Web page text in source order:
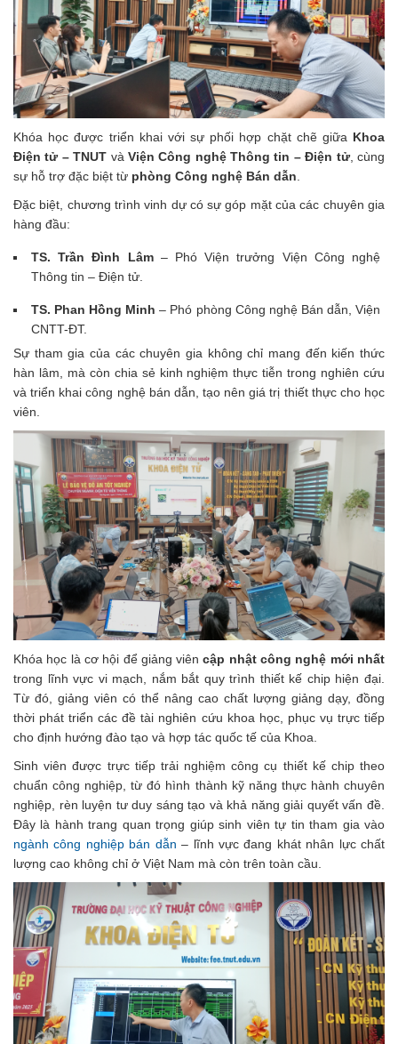
Khóa học được triển khai với sự phối hợp chặt chẽ giữa Khoa
Điện tử – TNUT và Viện Công nghệ Thông tin – Điện tử, cùng
sự hỗ trợ đặc biệt từ phòng Công nghệ Bán dẫn.
Đặc biệt, chương trình vinh dự có sự góp mặt của các chuyên gia
hàng đầu:
TS. Trần Đình Lâm– Phó Viện trưởng Viện Công nghệ
Thông tin – Điện tử.
TS. Phan Hồng Minh – Phó phòng Công nghệ Bán dẫn, Viện
CNTT-ĐT.
Sự tham gia của các chuyên gia không chỉ mang đến kiến thức
hàn lâm, mà còn chia sẻ kinh nghiệm thực tiễn trong nghiên cứu
và triển khai công nghệ bán dẫn, tạo nên giá trị thiết thực cho học
viên.
Khóa học là cơ hội để giảng viêncập nhật công nghệ mới nhất
trong lĩnh vực vi mạch, nắm bắt quy trình thiết kế chip hiện đại.
Từ đó, giảng viên có thể nâng cao chất lượng giảng dạy, đồng
thời phát triển các đề tài nghiên cứu khoa học, phục vụ trực tiếp
cho định hướng đào tạo và hợp tác quốc tế của Khoa.
Sinh viên được trực tiếp trải nghiệm công cụ thiết kế chip theo
chuẩn công nghiệp, từ đó hình thành kỹ năng thực hành chuyên
nghiệp, rèn luyện tư duy sáng tạo và khả năng giải quyết vấn đề.
Đây là hành trang quan trọng giúp sinh viên tự tin tham gia vào
ngành công nghiệp bán dẫn – lĩnh vực đang khát nhân lực chất
lượng cao không chỉ ở Việt Nam mà còn trên toàn cầu.